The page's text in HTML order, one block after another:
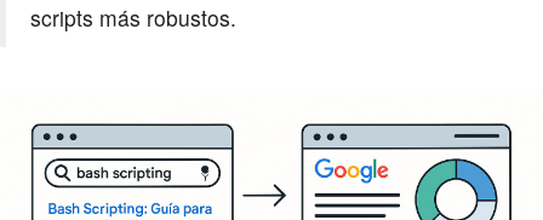
scripts más robustos.